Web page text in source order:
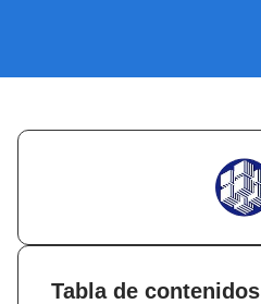
Tabla de contenidos